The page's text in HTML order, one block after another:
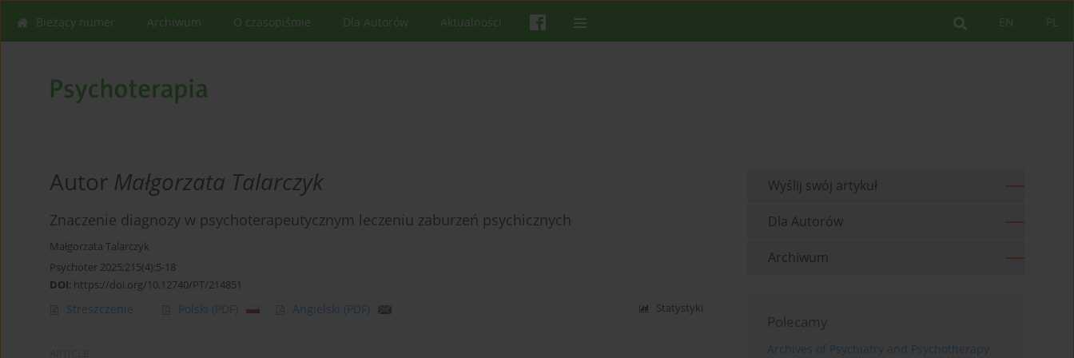
PL
EN
Bieżący numer Archiwum O czasopiśmie Dla Autorów Aktualności
Autor Małgorzata Talarczyk
Znaczenie diagnozy w psychoterapeutycznym leczeniu zaburzeń psychicznych
Małgorzata Talarczyk
Psychoter 2025;215(4):5-18
DOI: https://doi.org/10.12740/PT/214851
Streszczenie Polski (PDF) Angielski (PDF) Statystyki
Wyślij swój artykuł
Dla Autorów
Archiwum
Polecamy
Archives of Psychiatry and Psychotherapy